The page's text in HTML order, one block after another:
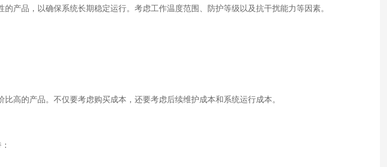
品，以确保系统长期稳定运行。考虑工作温度范围、防护等级以及抗干扰能力等因素。
的产品。不仅要考虑购买成本，还要考虑后续维护成本和系统运行成本。